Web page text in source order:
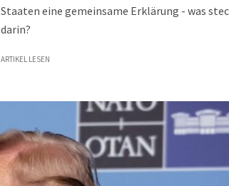
Staaten eine gemeinsame Erklärung - was
darin?
ARTIKEL LESEN